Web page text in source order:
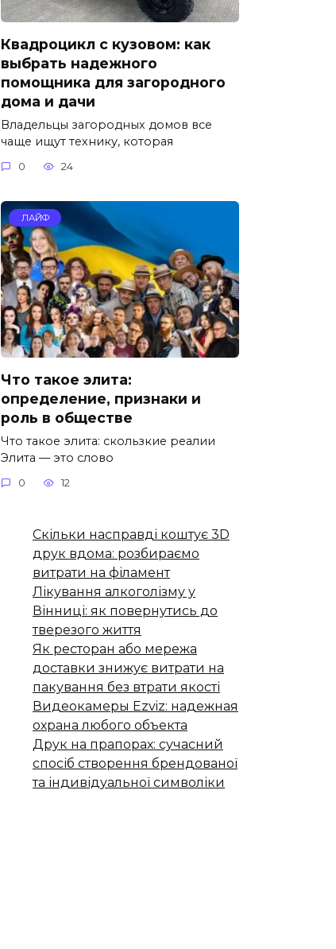
Квадроцикл с кузовом: как
выбрать надежного
помощника для загородного
дома и дачи
Владельцы загородных домов все
чаще ищут технику, которая
0 24
ЛАЙФ
Что такое элита:
определение, признаки и
роль в обществе
Что такое элита: скользкие реалии
Элита — это слово
0 12
Скільки насправді коштує 3D
друк вдома: розбираємо
витрати на філамент
Лікування алкоголізму у
Вінниці: як повернутись до
тверезого життя
Як ресторан або мережа
доставки знижує витрати на
пакування без втрати якості
Видеокамеры Ezviz: надежная
охрана любого объекта
Друк на прапорах: сучасний
спосіб створення брендованої
та індивідуальної символіки